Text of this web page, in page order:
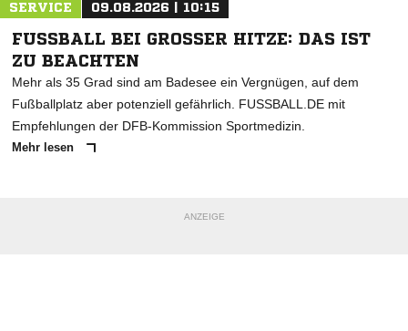
SERVICE 09.08.2026 | 10:15
FUSSBALL BEI GROSSER HITZE: DAS IST ZU
BEACHTEN
Mehr als 35 Grad sind am Badesee ein Vergnügen, auf dem
Fußballplatz aber potenziell gefährlich. FUSSBALL.DE mit
Empfehlungen der DFB-Kommission Sportmedizin.
Mehr lesen
ANZEIGE